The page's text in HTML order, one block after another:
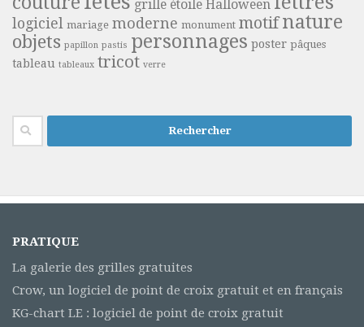
grille étoile Halloween
logiciel mariage moderne monument motif nature
objets papillon pastis personnages poster pâques
tableau tableaux tricot verre
Rechercher :
PRATIQUE
La galerie des grilles gratuites
Crow, un logiciel de point de croix gratuit et en français
KG-chart LE : logiciel de point de croix gratuit